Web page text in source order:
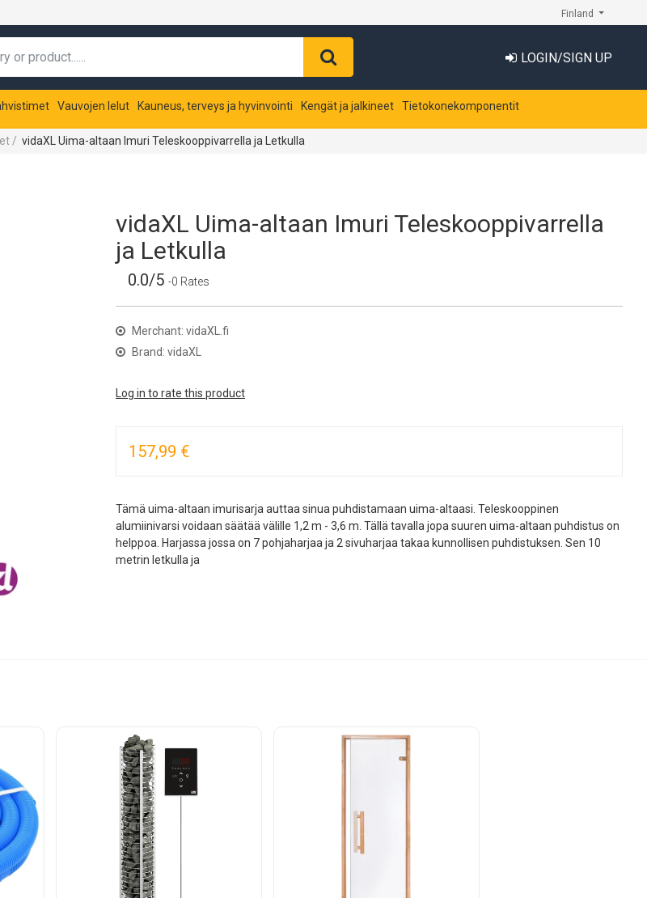
Finland
LOGIN/SIGN UP
Vauvojen lelut Kauneus, terveys ja hyvinvointi Kengät ja jalkineet Tietokonekomponentit
/ vidaXL Uima-altaan Imuri Teleskooppivarrella ja Letkulla
vidaXL Uima-altaan Imuri Teleskooppivarrella
ja Letkulla
0.0/5 -0 Rates
Merchant: vidaXL.fi
Brand: vidaXL
Log in to rate this product
157,99 €
Tämä uima-altaan imurisarja auttaa sinua puhdistamaan uima-altaasi. Teleskooppinen
alumiinivarsi voidaan säätää välille 1,2 m - 3,6 m. Tällä tavalla jopa suuren uima-altaan puhdistus on
helppoa. Harjassa jossa on 7 pohjaharjaa ja 2 sivuharjaa takaa kunnollisen puhdistuksen. Sen 10
metrin letkulla ja